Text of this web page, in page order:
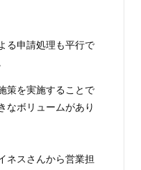
る申請処理も平行で
策を実施することで
なボリュームがあり
ネスさんから営業担